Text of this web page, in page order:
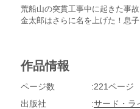
荒船山の突貫工事中に起きた事
金太郎はさらに名を上げた！息
た息子に負い目を感じている様
に戻ると、社内の調査係として
作品情報
ページ数
221ページ
出版社
サード・ラ